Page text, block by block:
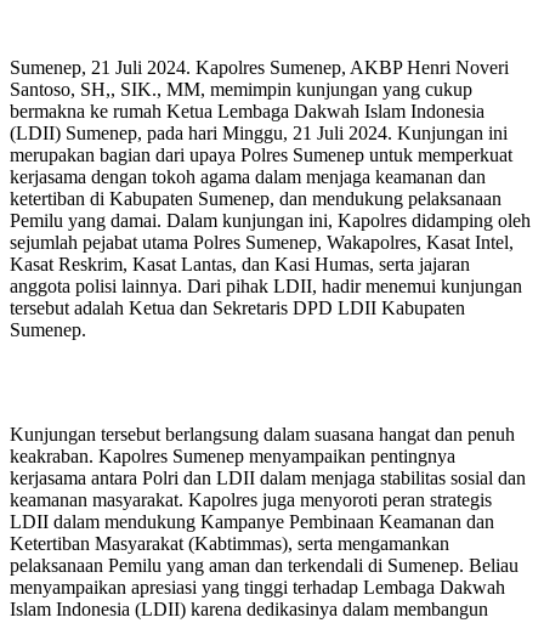
Sumenep, 21 Juli 2024. Kapolres Sumenep, AKBP Henri Noveri
Santoso, SH,, SIK., MM, memimpin kunjungan yang cukup
bermakna ke rumah Ketua Lembaga Dakwah Islam Indonesia
(LDII) Sumenep, pada hari Minggu, 21 Juli 2024. Kunjungan ini
merupakan bagian dari upaya Polres Sumenep untuk memperkuat
kerjasama dengan tokoh agama dalam menjaga keamanan dan
ketertiban di Kabupaten Sumenep, dan mendukung pelaksanaan
Pemilu yang damai. Dalam kunjungan ini, Kapolres didamping oleh
sejumlah pejabat utama Polres Sumenep, Wakapolres, Kasat Intel,
Kasat Reskrim, Kasat Lantas, dan Kasi Humas, serta jajaran
anggota polisi lainnya. Dari pihak LDII, hadir menemui kunjungan
tersebut adalah Ketua dan Sekretaris DPD LDII Kabupaten
Sumenep.
Kunjungan tersebut berlangsung dalam suasana hangat dan penuh
keakraban. Kapolres Sumenep menyampaikan pentingnya
kerjasama antara Polri dan LDII dalam menjaga stabilitas sosial dan
keamanan masyarakat. Kapolres juga menyoroti peran strategis
LDII dalam mendukung Kampanye Pembinaan Keamanan dan
Ketertiban Masyarakat (Kabtimmas), serta mengamankan
pelaksanaan Pemilu yang aman dan terkendali di Sumenep. Beliau
menyampaikan apresiasi yang tinggi terhadap Lembaga Dakwah
Islam Indonesia (LDII) karena dedikasinya dalam membangun